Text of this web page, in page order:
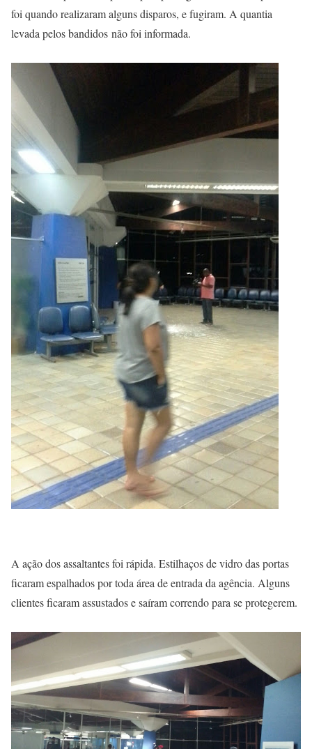
foi quando realizaram alguns disparos, e fugiram. A quantia
levada pelos bandidos não foi informada.
A ação dos assaltantes foi rápida. Estilhaços de vidro das portas
ficaram espalhados por toda área de entrada da agência. Alguns
clientes ficaram assustados e saíram correndo para se protegerem.